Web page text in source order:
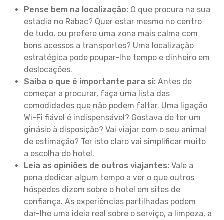
Pense bem na localização: O que procura na sua
estadia no Rabac? Quer estar mesmo no centro
de tudo, ou prefere uma zona mais calma com
bons acessos a transportes? Uma localização
estratégica pode poupar-lhe tempo e dinheiro em
deslocações.
Saiba o que é importante para si: Antes de
começar a procurar, faça uma lista das
comodidades que não podem faltar. Uma ligação
Wi-Fi fiável é indispensável? Gostava de ter um
ginásio à disposição? Vai viajar com o seu animal
de estimação? Ter isto claro vai simplificar muito
a escolha do hotel.
Leia as opiniões de outros viajantes: Vale a
pena dedicar algum tempo a ver o que outros
hóspedes dizem sobre o hotel em sites de
confiança. As experiências partilhadas podem
dar-lhe uma ideia real sobre o serviço, a limpeza, a